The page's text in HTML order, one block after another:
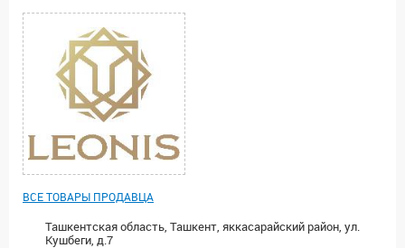
ВСЕ ТОВАРЫ ПРОДАВЦА
Ташкентская область, Ташкент, яккасарайский район, ул.
Кушбеги, д.7